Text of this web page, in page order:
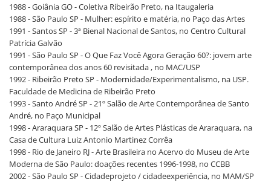
1988 - Goiânia GO - Coletiva Ribeirão Preto, na Itaugaleria
1988 - São Paulo SP - Mulher: espírito e matéria, no Paço das Artes
1991 - Santos SP - 3ª Bienal Nacional de Santos, no Centro Cultural
Patrícia Galvão
1991 - São Paulo SP - O Que Faz Você Agora Geração 60?: jovem arte
contemporânea dos anos 60 revisitada , no MAC/USP
1992 - Ribeirão Preto SP - Modernidade/Experimentalismo, na USP.
Faculdade de Medicina de Ribeirão Preto
1993 - Santo André SP - 21º Salão de Arte Contemporânea de Santo
André, no Paço Municipal
1998 - Araraquara SP - 12º Salão de Artes Plásticas de Araraquara, na
Casa de Cultura Luiz Antonio Martinez Corrêa
1998 - Rio de Janeiro RJ - Arte Brasileira no Acervo do Museu de Arte
Moderna de São Paulo: doações recentes 1996-1998, no CCBB
2002 - São Paulo SP - Cidadeprojeto / cidadeexperiência, no MAM/SP